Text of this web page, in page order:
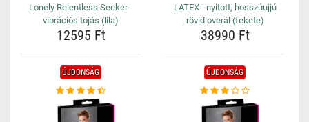
Lonely Relentless Seeker -
vibrációs tojás (lila)
12595 Ft
LATEX - nyitott, hosszúujjú
rövid overál (fekete)
38990 Ft
ÚJDONSÁG ÚJDONSÁG